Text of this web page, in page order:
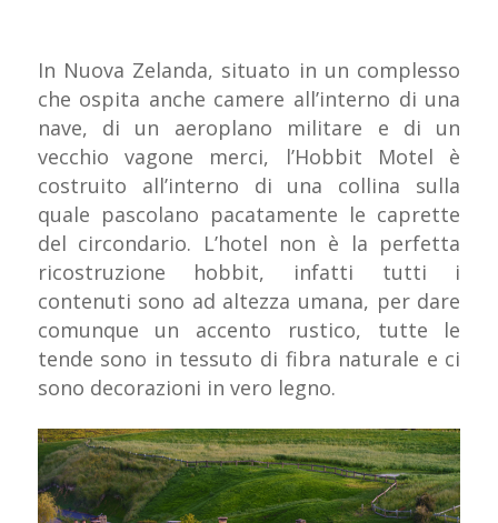
In Nuova Zelanda, situato in un complesso
che ospita anche camere all’interno di una
nave, di un aeroplano militare e di un
vecchio vagone merci, l’Hobbit Motel è
costruito all’interno di una collina sulla
quale pascolano pacatamente le caprette
del circondario. L’hotel non è la perfetta
ricostruzione hobbit, infatti tutti i
contenuti sono ad altezza umana, per dare
comunque un accento rustico, tutte le
tende sono in tessuto di fibra naturale e ci
sono decorazioni in vero legno.